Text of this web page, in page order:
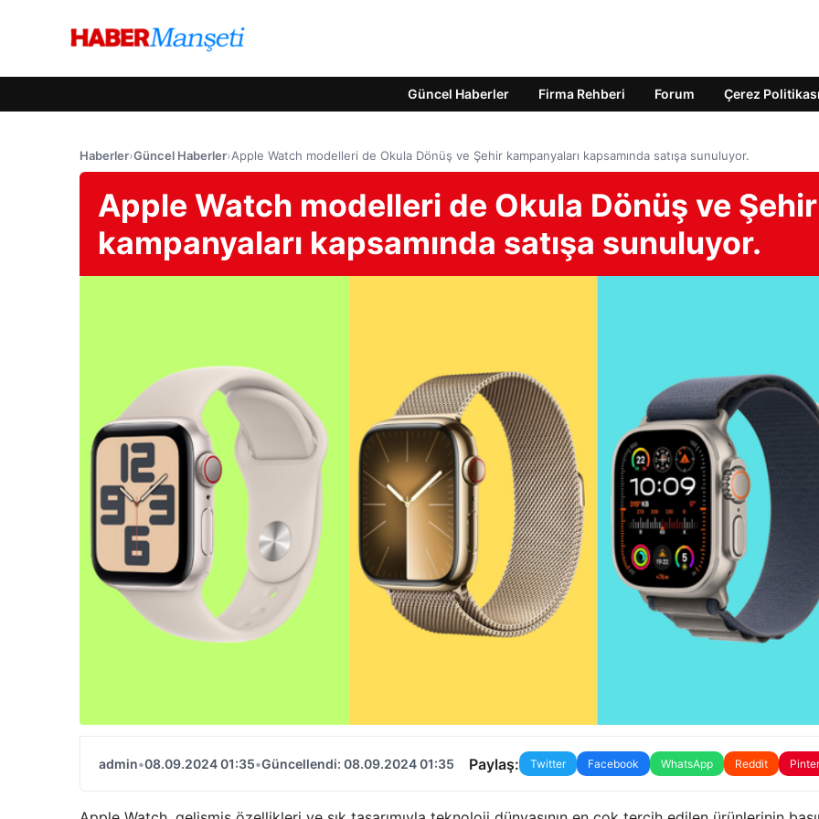
Güncel Haberler Firma Rehberi Forum Çerez Politikası
Haberler›Güncel Haberler›Apple Watch modelleri de Okula Dönüş ve Şehir kampanyaları kapsamında satışa sunuluyor.
Apple Watch modelleri de Okula Dönüş ve Şehir
kampanyaları kapsamında satışa sunuluyor.
admin•08.09.2024 01:35•Güncellendi: 08.09.2024 01:35 Paylaş: Twitter Facebook WhatsApp Reddit